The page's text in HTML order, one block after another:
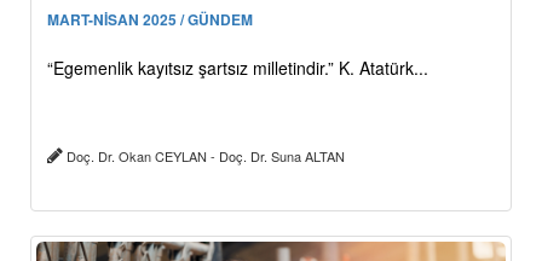
MART-NİSAN 2025 / GÜNDEM
“Egemenlik kayıtsız şartsız milletindir.” K. Atatürk...
Doç. Dr. Okan CEYLAN - Doç. Dr. Suna ALTAN